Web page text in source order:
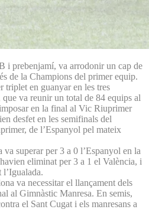
i prebenjamí, va arrodonir un cap de
de la Champions del primer equip.
triplet en guanyar en les tres
va reunir un total de 84 equips al
en la final al Vic Riuprimer
desfet en les semifinals del
de l’Espanyol pel mateix
superar per 3 a 0 l’Espanyol en la
eliminat per 3 a 1 el València, i
va necessitar el llançament dels
al Gimnàstic Manresa. En semis,
el Sant Cugat i els manresans a